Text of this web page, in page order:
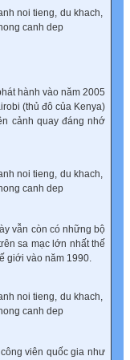
hành vào năm 2005
(thủ đô của Kenya)
cảnh quay đáng nhớ
vẫn còn có những bộ
sa mạc lớn nhất thế
giới vào năm 1990.
viên quốc gia như